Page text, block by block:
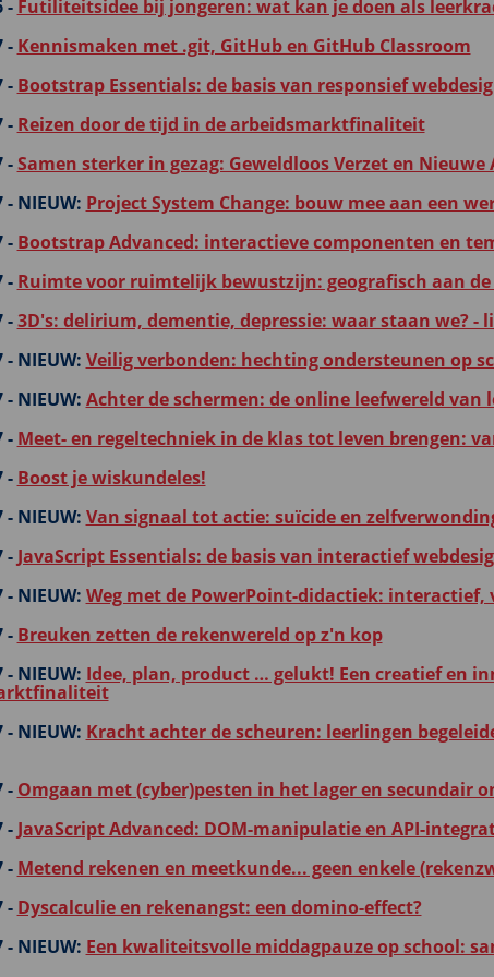
- Futiliteitsidee bij jongeren: wat kan je doen als
- Kennismaken met .git, GitHub en GitHub Classroom
- Bootstrap Essentials: de basis van responsief
- Reizen door de tijd in de arbeidsmarktfinaliteit
-Samen sterker in gezag: Geweldloos Verzet en
- NIEUW: Project System Change: bouw mee aan een
- Bootstrap Advanced: interactieve componenten en
- Ruimte voor ruimtelijk bewustzijn: geografisch aan
-3D's: delirium, dementie, depressie: waar staan we? -
- NIEUW: Veilig verbonden: hechting ondersteunen op
- NIEUW: Achter de schermen: de online leefwereld van
- Meet- en regeltechniek in de klas tot leven brengen:
- Boost je wiskundeles!
- NIEUW: Van signaal tot actie: suïcide en
- JavaScript Essentials: de basis van interactief
- NIEUW: Weg met de PowerPoint-didactiek:
- Breuken zetten de rekenwereld op z'n kop
- NIEUW: Idee, plan, product … gelukt! Een creatief en
- NIEUW: Kracht achter de scheuren: leerlingen
- Omgaan met (cyber)pesten in het lager en secundair
- JavaScript Advanced: DOM-manipulatie en API-
- Metend rekenen en meetkunde... geen enkele
- Dyscalculie en rekenangst: een domino-effect?
- NIEUW: Een kwaliteitsvolle middagpauze op school: